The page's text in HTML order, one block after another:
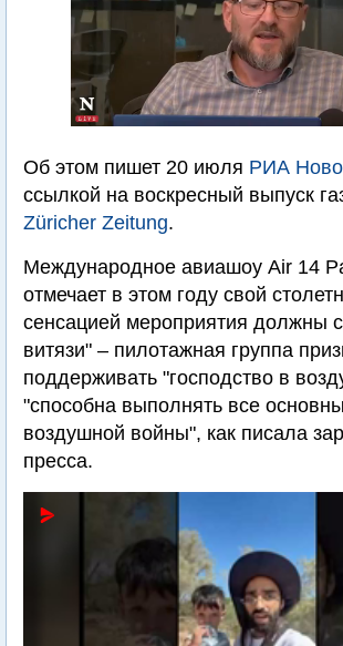
Об этом пишет 20 июля РИА
ссылкой на воскресный выпуск
Züricher Zeitung.
Международное авиашоу Air 14
отмечает в этом году свой
сенсацией мероприятия должны
витязи" – пилотажная группа
поддерживать "господство в
"способна выполнять все
воздушной войны", как писала
пресса.